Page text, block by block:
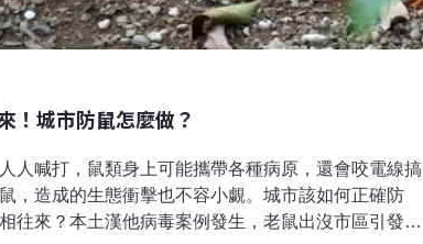
！城市防鼠怎麼做？
人喊打，鼠類身上可能攜帶各種病原，還會咬電線搞
，造成的生態衝擊也不容小覷。城市該如何正確防
往來？本土漢他病毒案例發生，老鼠出沒市區引發關